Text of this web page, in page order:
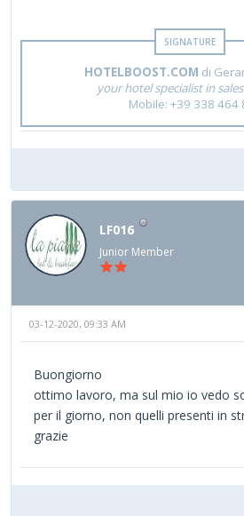
HOTELBOOST.COM di
your hotel specialist in
Mobile: +39 338 464
LF016
Junior Member
03-12-2020, 09:33 AM
Buongiorno
ottimo lavoro, ma sul mio io vedo
per il giorno, non quelli presenti in
grazie